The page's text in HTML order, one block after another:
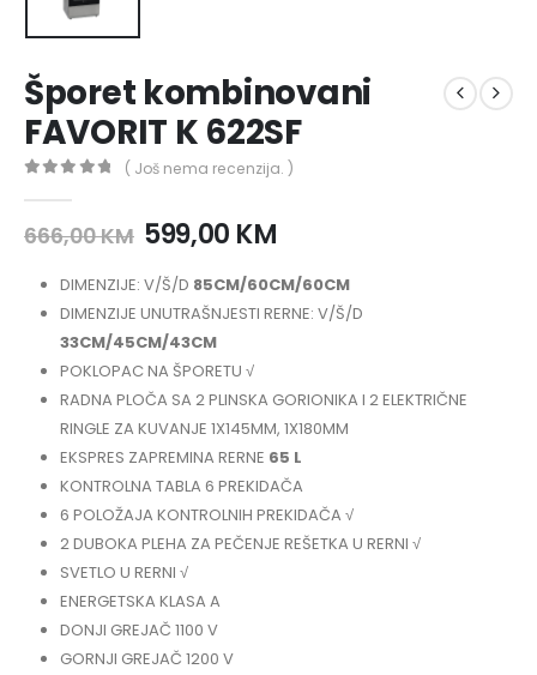
Šporet kombinovani
FAVORIT K 622SF
( Još nema recenzija. )
666,00KM 599,00 KM
DIMENZIJE: V/Š/D 85CM/60CM/60CM
DIMENZIJE UNUTRAŠNJESTI RERNE: V/Š/D
33CM/45CM/43CM
POKLOPAC NA ŠPORETU √
RADNA PLOČA SA 2 PLINSKA GORIONIKA I 2 ELEKTRIČNE
RINGLE ZA KUVANJE 1X145MM, 1X180MM
EKSPRES ZAPREMINA RERNE 65 L
KONTROLNA TABLA 6 PREKIDAČA
6 POLOŽAJA KONTROLNIH PREKIDAČA √
2 DUBOKA PLEHA ZA PEČENJE REŠETKA U RERNI √
SVETLO U RERNI √
ENERGETSKA KLASA A
DONJI GREJAČ 1100 V
GORNJI GREJAČ 1200 V